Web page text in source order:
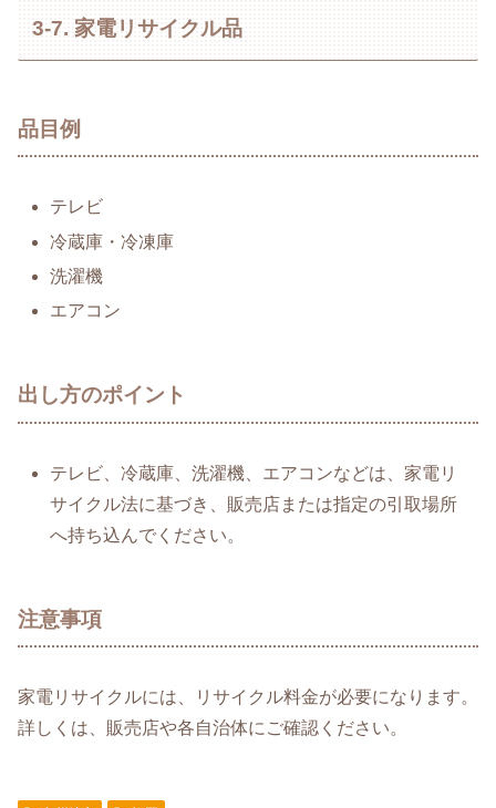
3-7. 家電リサイクル品
品目例
テレビ
冷蔵庫・冷凍庫
洗濯機
エアコン
出し方のポイント
テレビ、冷蔵庫、洗濯機、エアコンなどは、家電リ
サイクル法に基づき、販売店または指定の引取場所
へ持ち込んでください。
注意事項
家電リサイクルには、リサイクル料金が必要になります。
詳しくは、販売店や各自治体にご確認ください。